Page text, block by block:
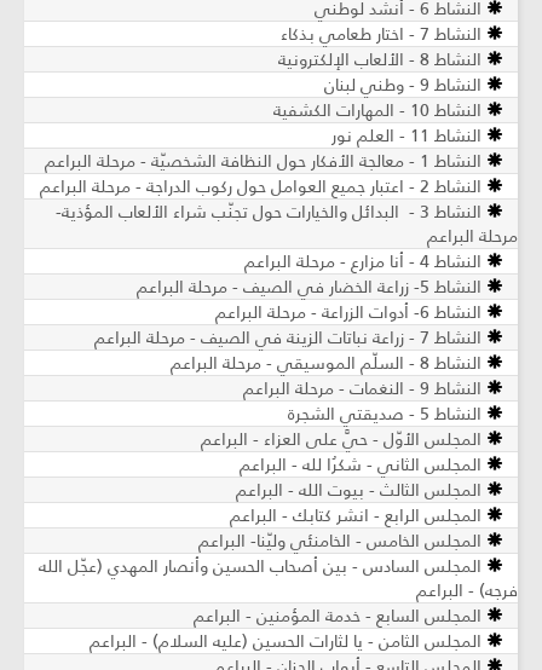
النشاط 6 - أنشد لوطني
النشاط 7 - اختار طعامي بذكاء
النشاط 8 - الألعاب الإلكترونية
النشاط 9 - وطني لبنان
النشاط 10 - المهارات الكشفية
النشاط 11 - العلم نور
النشاط 1 - معالجة الأفكار حول النظافة الشخصيّة - مرحلة البراعم
النشاط 2 - اعتبار جميع العوامل حول ركوب الدراجة - مرحلة البراعم
النشاط 3 - البدائل والخيارات حول تجنّب شراء الألعاب المؤذية-
مرحلة البراعم
النشاط 4 - أنا مزارع - مرحلة البراعم
النشاط 5- زراعة الخضار في الصيف - مرحلة البراعم
النشاط 6- أدوات الزراعة - مرحلة البراعم
النشاط 7 - زراعة نباتات الزينة في الصيف ​- مرحلة البراعم
النشاط 8 - السلّم الموسيقي - مرحلة البراعم
النشاط 9 - النغمات - مرحلة البراعم
النشاط 5 - صديقتي الشجرة
المجلس الأوّل - حيَّ على العزاء - البراعم
المجلس الثاني - شكرُا لله - البراعم
المجلس الثالث - بيوت الله - البراعم
المجلس الرابع - انشر كتابك - البراعم
المجلس الخامس - الخامنئي وليّنا- البراعم
المجلس السادس - بين أصحاب الحسين وأنصار المهدي (عجّل الله
فرجه) - البراعم
المجلس السابع - خدمة المؤمنين - البراعم
المجلس الثامن - يا لثارات الحسين (عليه السلام) - البراعم